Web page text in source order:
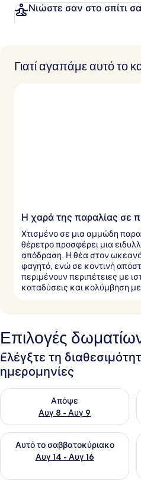
Νιώστε σαν στο σπίτι
Γιατί αγαπάμε αυτό το
Η χαρά της παραλίας σε
Χτισμένο σε μια αμμώδη
θέρετρο προσφέρει μια
απόδραση. Η θέα στον ωκεανό
φαγητό, ενώ σε κοντινή
περιμένουν περιπέτειες με
καταδύσεις και κολύμβηση
Επιλογές
Ελέγξτε τη
ημερομηνίες
Απόψε
Αυγ 8 - Αυγ 9
Έλεγχος διαθεσιμότητας για
Αυτό το σαββατοκύριακο
Αυγ 14 - Αυγ 16
Έλεγχος διαθεσιμότητας για